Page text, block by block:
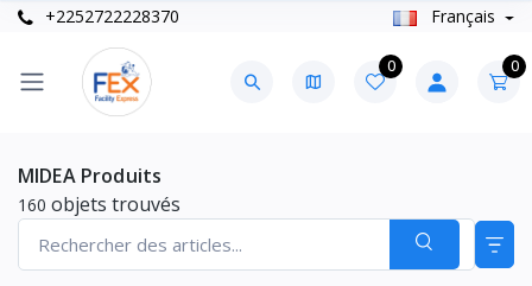
+2252722228370 Français
0 0
MIDEA Produits
160 objets trouvés